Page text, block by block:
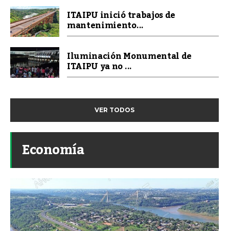
ITAIPU inició trabajos de
mantenimiento...
Iluminación Monumental de
ITAIPU ya no ...
VER TODOS
Economía